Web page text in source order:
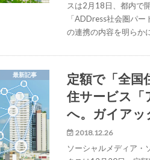
スは2月18日、都内で
「ADDress社会圏パ
の連携の内容を明らか
最新記事
定額で「全国
住サービス「
へ。ガイアッ
2018.12.26
ソーシャルメディア・